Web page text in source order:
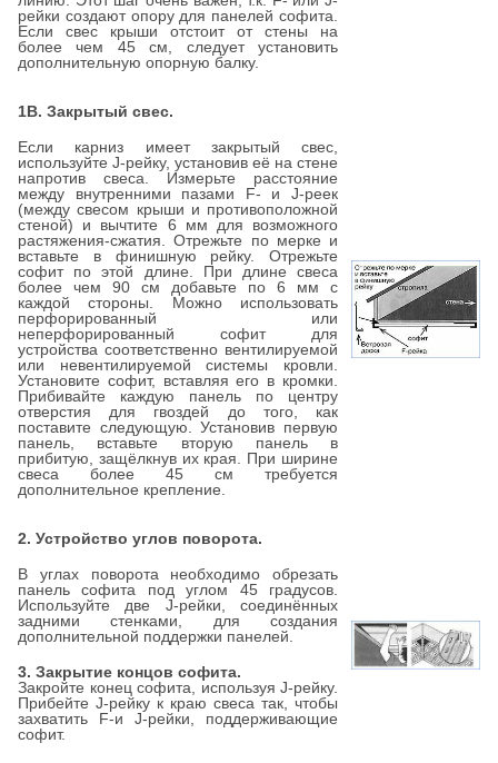
рейки создают опору для панелей софита.
Если свес крыши отстоит от стены на
более чем 45 см, следует установить
дополнительную опорную балку.
1В. Закрытый свес.
Если карниз имеет закрытый свес,
используйте J-рейку, установив её на стене
напротив свеса. Измерьте расстояние
между внутренними пазами F- и J-реек
(между свесом крыши и противоположной
стеной) и вычтите 6 мм для возможного
растяжения-сжатия. Отрежьте по мерке и
вставьте в финишную рейку. Отрежьте
софит по этой длине. При длине свеса
более чем 90 см добавьте по 6 мм с
каждой стороны. Можно использовать
перфорированный или
неперфорированный софит для
устройства соответственно вентилируемой
или невентилируемой системы кровли.
Установите софит, вставляя его в кромки.
Прибивайте каждую панель по центру
отверстия для гвоздей до того, как
поставите следующую. Установив первую
панель, вставьте вторую панель в
прибитую, защёлкнув их края. При ширине
свеса более 45 см требуется
дополнительное крепление.
2. Устройство углов поворота.
В углах поворота необходимо обрезать
панель софита под углом 45 градусов.
Используйте две J-рейки, соединённых
задними стенками, для создания
дополнительной поддержки панелей.
3. Закрытие концов софита.
Закройте конец софита, используя J-рейку.
Прибейте J-рейку к краю свеса так, чтобы
захватить F-и J-рейки, поддерживающие
софит.